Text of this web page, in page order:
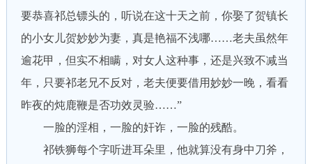
要恭喜祁总镖头的，听说在这十天之前，你娶了贺镇长
的小女儿贺妙妙为妻，真是艳福不浅哪……老夫虽然年
逾花甲，但实不相瞒，对女人这种事，还是兴致不减当
年，只要祁老兄不反对，老夫便要借用妙妙一晚，看看
昨夜的炖鹿鞭是否功效灵验……”
一脸的淫相，一脸的奸诈，一脸的残酷。
祁铁狮每个字听进耳朵里，他就算没有身中刀斧，